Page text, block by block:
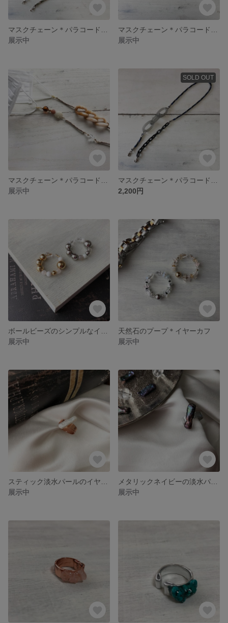
展示中
展示中
展示中
SOLD OUT
2,200円
展示中
天然石のプープ＊イヤーカフ
展示中
展示中
展示中